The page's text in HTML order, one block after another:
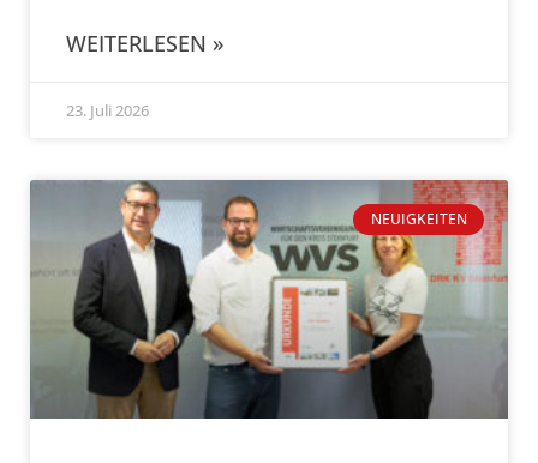
WEITERLESEN »
23. Juli 2026
NEUIGKEITEN